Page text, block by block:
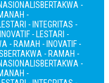
BERTAKWA -
-
- INTEGRITAS -
- LESTARI -
- RAMAH - INOVATIF -
BERTAKWA - RAMAH -
BERTAKWA -
-